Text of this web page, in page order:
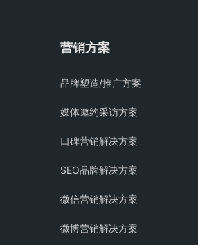
营销方案
品牌塑造/推广方案
媒体邀约采访方案
口碑营销解决方案
SEO品牌解决方案
微信营销解决方案
微博营销解决方案